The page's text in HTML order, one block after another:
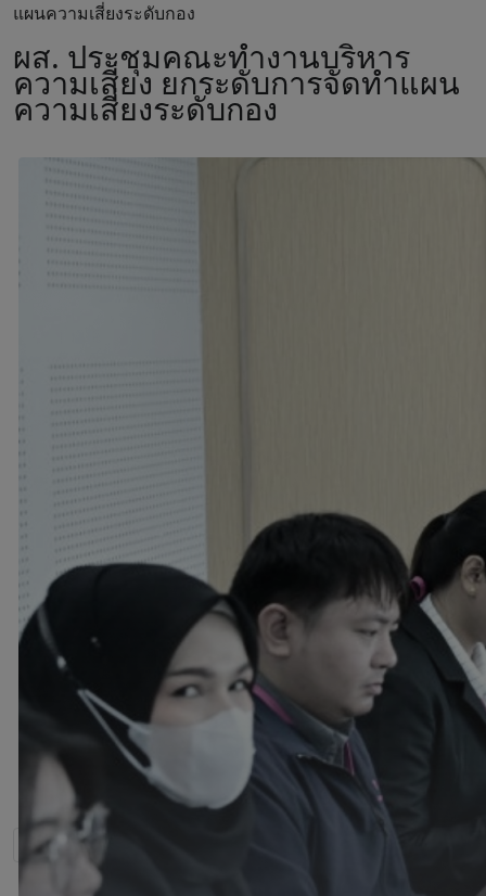
แผนความเสี่ยงระดับกอง
ผส. ประชุมคณะทำงานบริหาร
ความเสี่ยง ยกระดับการจัดทำแผน
ความเสี่ยงระดับกอง